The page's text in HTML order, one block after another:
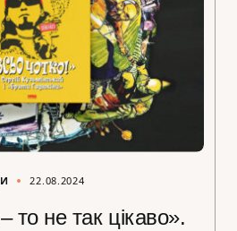
22.08.2024
то не так цікаво».